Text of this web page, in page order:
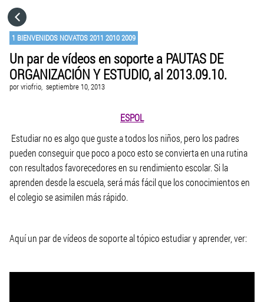
1 BIENVENIDOS NOVATOS 2011 2010 2009
Un par de vídeos en soporte a PAUTAS DE
ORGANIZACIÓN Y ESTUDIO, al 2013.09.10.
porvriofrio, septiembre 10, 2013
ESPOL
Estudiar no es algo que guste a todos los niños, pero los padres
pueden conseguir que poco a poco esto se convierta en una rutina
con resultados favorecedores en su rendimiento escolar. Si la
aprenden desde la escuela, será más fácil que los conocimientos en
el colegio se asimilen más rápido.
Aquí un par de vídeos de soporte al tópico estudiar y aprender, ver:
CATEGORÍAS
VISITA EL SITIO WEB